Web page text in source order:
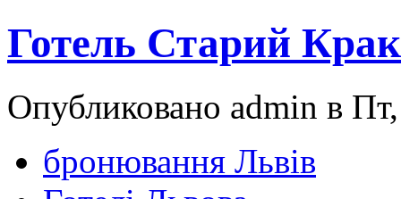
Готель Старий
Опубликовано admin в
бронювання Львів